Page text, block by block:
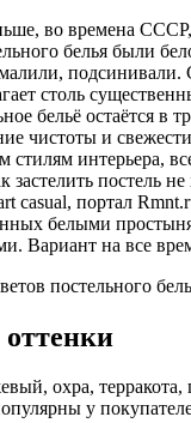
во времена
белья были
подсинивали.
столь
бельё остаётся в
чистоты и
интерьера,
застелить постель
casual, портал
белыми
Вариант на все
охра,
у